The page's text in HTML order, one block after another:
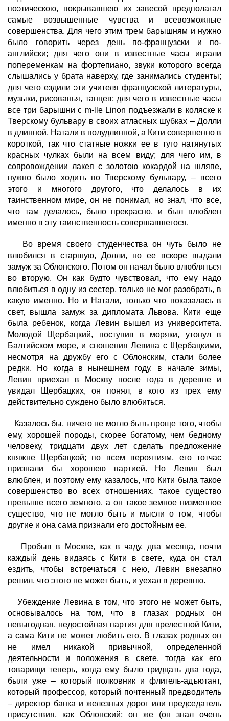
поэтическою, покрывавшею их завесой предполагал
самые возвышенные чувства и всевозможные
совершенства. Для чего этим трем барышням и нужно
было говорить через день по-французски и по-
английски; для чего они в известные часы играли
попеременкам на фортепиано, звуки которого всегда
слышались у брата наверху, где занимались студенты;
для чего ездили эти учителя французской литературы,
музыки, рисованья, танцев; для чего в известные часы
все три барышни с m-lle Linon подъезжали в коляске к
Тверскому бульвару в своих атласных шубках – Долли
в длинной, Натали в полудлинной, а Кити совершенно в
короткой, так что статные ножки ее в туго натянутых
красных чулках были на всем виду; для чего им, в
сопровождении лакея с золотою кокардой на шляпе,
нужно было ходить по Тверскому бульвару, – всего
этого и многого другого, что делалось в их
таинственном мире, он не понимал, но знал, что все,
что там делалось, было прекрасно, и был влюблен
именно в эту таинственность совершавшегося.
Во время своего студенчества он чуть было не
влюбился в старшую, Долли, но ее вскоре выдали
замуж за Облонского. Потом он начал было влюбляться
во вторую. Он как будто чувствовал, что ему надо
влюбиться в одну из сестер, только не мог разобрать, в
какую именно. Но и Натали, только что показалась в
свет, вышла замуж за дипломата Львова. Кити еще
была ребенок, когда Левин вышел из университета.
Молодой Щербацкий, поступив в моряки, утонул в
Балтийском море, и сношения Левина с Щербацкими,
несмотря на дружбу его с Облонским, стали более
редки. Но когда в нынешнем году, в начале зимы,
Левин приехал в Москву после года в деревне и
увидал Щербацких, он понял, в кого из трех ему
действительно суждено было влюбиться.
Казалось бы, ничего не могло быть проще того, чтобы
ему, хорошей породы, скорее богатому, чем бедному
человеку, тридцати двух лет сделать предложение
княжне Щербацкой; по всем вероятиям, его тотчас
признали бы хорошею партией. Но Левин был
влюблен, и поэтому ему казалось, что Кити была такое
совершенство во всех отношениях, такое существо
превыше всего земного, а он такое земное низменное
существо, что не могло быть и мысли о том, чтобы
другие и она сама признали его достойным ее.
Пробыв в Москве, как в чаду, два месяца, почти
каждый день видаясь с Кити в свете, куда он стал
ездить, чтобы встречаться с нею, Левин внезапно
решил, что этого не может быть, и уехал в деревню.
Убеждение Левина в том, что этого не может быть,
основывалось на том, что в глазах родных он
невыгодная, недостойная партия для прелестной Кити,
а сама Кити не может любить его. В глазах родных он
не имел никакой привычной, определенной
деятельности и положения в свете, тогда как его
товарищи теперь, когда ему было тридцать два года,
были уже – который полковник и флигель-адъютант,
который профессор, который почтенный предводитель
– директор банка и железных дорог или председатель
присутствия, как Облонский; он же (он знал очень